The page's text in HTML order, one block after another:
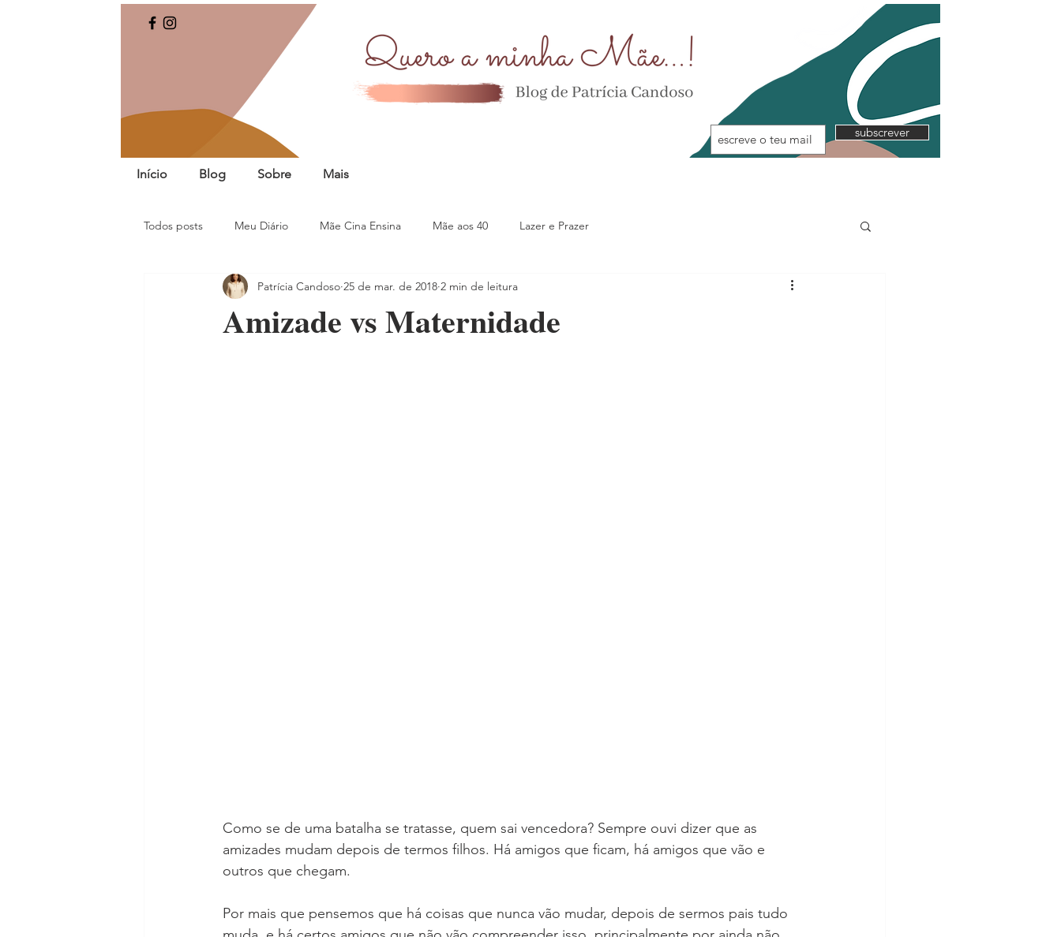
subscrever
Início Blog Sobre Mais
Todos posts Meu Diário Mãe Cina Ensina Mãe aos 40 Lazer e Prazer
Amizade vs Maternidade
Patrícia Candoso 25 de mar. de 2018 2 min de leitura
Como se de uma batalha se tratasse, quem sai vencedora? Sempre ouvi dizer que as
amizades mudam depois de termos filhos. Há amigos que ficam, há amigos que vão e
outros que chegam.
Por mais que pensemos que há coisas que nunca vão mudar, depois de sermos pais tudo